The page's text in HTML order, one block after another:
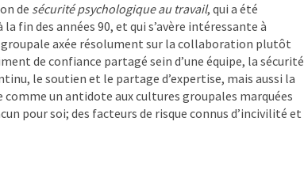
de sécurité psychologique au travail, qui a été
fin des années 90, et qui s’avère intéressante à
axée résolument sur la collaboration plutôt
de confiance partagé sein d’une équipe, la sécurité
le soutien et le partage d’expertise, mais aussi la
comme un antidote aux cultures groupales marquées
pour soi; des facteurs de risque connus d’incivilité et